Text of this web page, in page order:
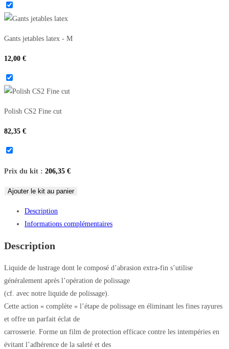
Gants jetables latex - M
12,00 €
Polish CS2 Fine cut
82,35 €
Prix du kit : 206,35 €
Ajouter le kit au panier
Description
Informations complémentaires
Description
Liquide de lustrage dont le composé d’abrasion extra-fin s’utilise
généralement après l’opération de polissage
(cf. avec notre liquide de polissage).
Cette action « complète » l’étape de polissage en éliminant les fines rayures
et offre un parfait éclat de
carrosserie. Forme un film de protection efficace contre les intempéries en
évitant l’adhérence de la saleté et des